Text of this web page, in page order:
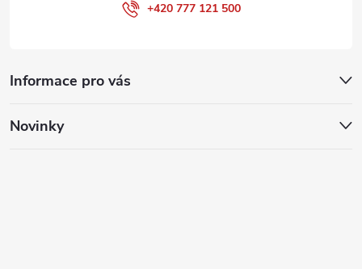
Informace pro vás
Novinky
+420 777 121 500